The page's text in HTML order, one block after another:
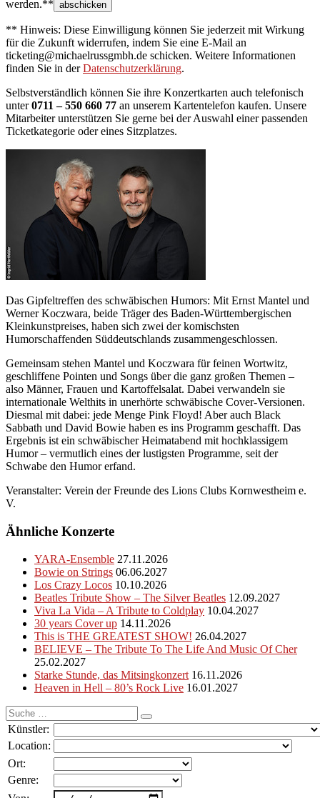
werden.**
** Hinweis: Diese Einwilligung können Sie jederzeit mit Wirkung
für die Zukunft widerrufen, indem Sie eine E-Mail an
ticketing@michaelrussgmbh.de schicken. Weitere Informationen
finden Sie in derDatenschutzerklärung.
Selbstverständlich können Sie ihre Konzertkarten auch telefonisch
unter0711 – 550 660 77 an unserem Kartentelefon kaufen. Unsere
Mitarbeiter unterstützen Sie gerne bei der Auswahl einer passenden
Ticketkategorie oder eines Sitzplatzes.
Das Gipfeltreffen des schwäbischen Humors: Mit Ernst Mantel und
Werner Koczwara, beide Träger des Baden-Württembergischen
Kleinkunstpreises, haben sich zwei der komischsten
Humorschaffenden Süddeutschlands zusammengeschlossen.
Gemeinsam stehen Mantel und Koczwara für feinen Wortwitz,
geschliffene Pointen und Songs über die ganz großen Themen –
also Männer, Frauen und Kartoffelsalat. Dabei verwandeln sie
internationale Welthits in unerhörte schwäbische Cover-Versionen.
Diesmal mit dabei: jede Menge Pink Floyd! Aber auch Black
Sabbath und David Bowie haben es ins Programm geschafft. Das
Ergebnis ist ein schwäbischer Heimatabend mit hochklassigem
Humor – vermutlich eines der lustigsten Programme, seit der
Schwabe den Humor erfand.
Veranstalter: Verein der Freunde des Lions Clubs Kornwestheim e.
V.
Ähnliche Konzerte
YARA-Ensemble 27.11.2026
Bowie on Strings 06.06.2027
Los Crazy Locos 10.10.2026
Beatles Tribute Show – The Silver Beatles 12.09.2027
Viva La Vida – A Tribute to Coldplay 10.04.2027
30 years Cover up 14.11.2026
This is THE GREATEST SHOW! 26.04.2027
BELIEVE – The Tribute To The Life And Music Of Cher
25.02.2027
Starke Stunde, das Mitsingkonzert 16.11.2026
Heaven in Hell – 80’s Rock Live 16.01.2027
Suche
nach:
Künstler:
Location:
Ort:
Genre: